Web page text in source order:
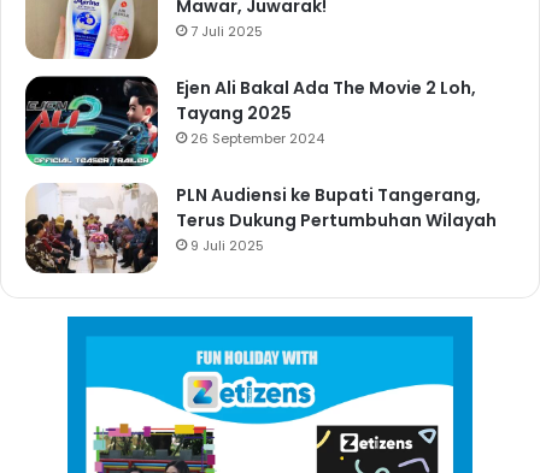
Mawar, Juwarak!
7 Juli 2025
Ejen Ali Bakal Ada The Movie 2 Loh,
Tayang 2025
26 September 2024
PLN Audiensi ke Bupati Tangerang,
Terus Dukung Pertumbuhan Wilayah
9 Juli 2025